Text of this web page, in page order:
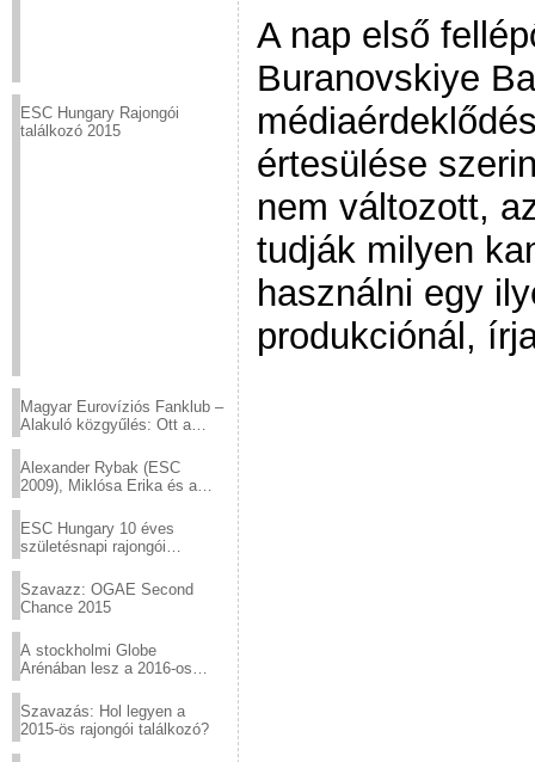
ESC Hungary Rajongói
találkozó 2015
Magyar Eurovíziós Fanklub –
Alakuló közgyűlés: Ott a
Alexander Rybak (ESC
2009), Miklósa Erika és a
sztárjai a Margitszigeten
ESC Hungary 10 éves
születésnapi rajongói
Szavazz: OGAE Second
Chance 2015
A stockholmi Globe
Arénában lesz a 2016-os
Szavazás: Hol legyen a
2015-ös rajongói találkozó?
A nap első
Buranovskiye
értesülése
nem változott,
tudják milyen
használni egy
produkciónál,